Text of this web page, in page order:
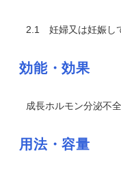
2.1 妊婦又は妊娠し
効能・効果
成長ホルモン分泌不
用法・容量